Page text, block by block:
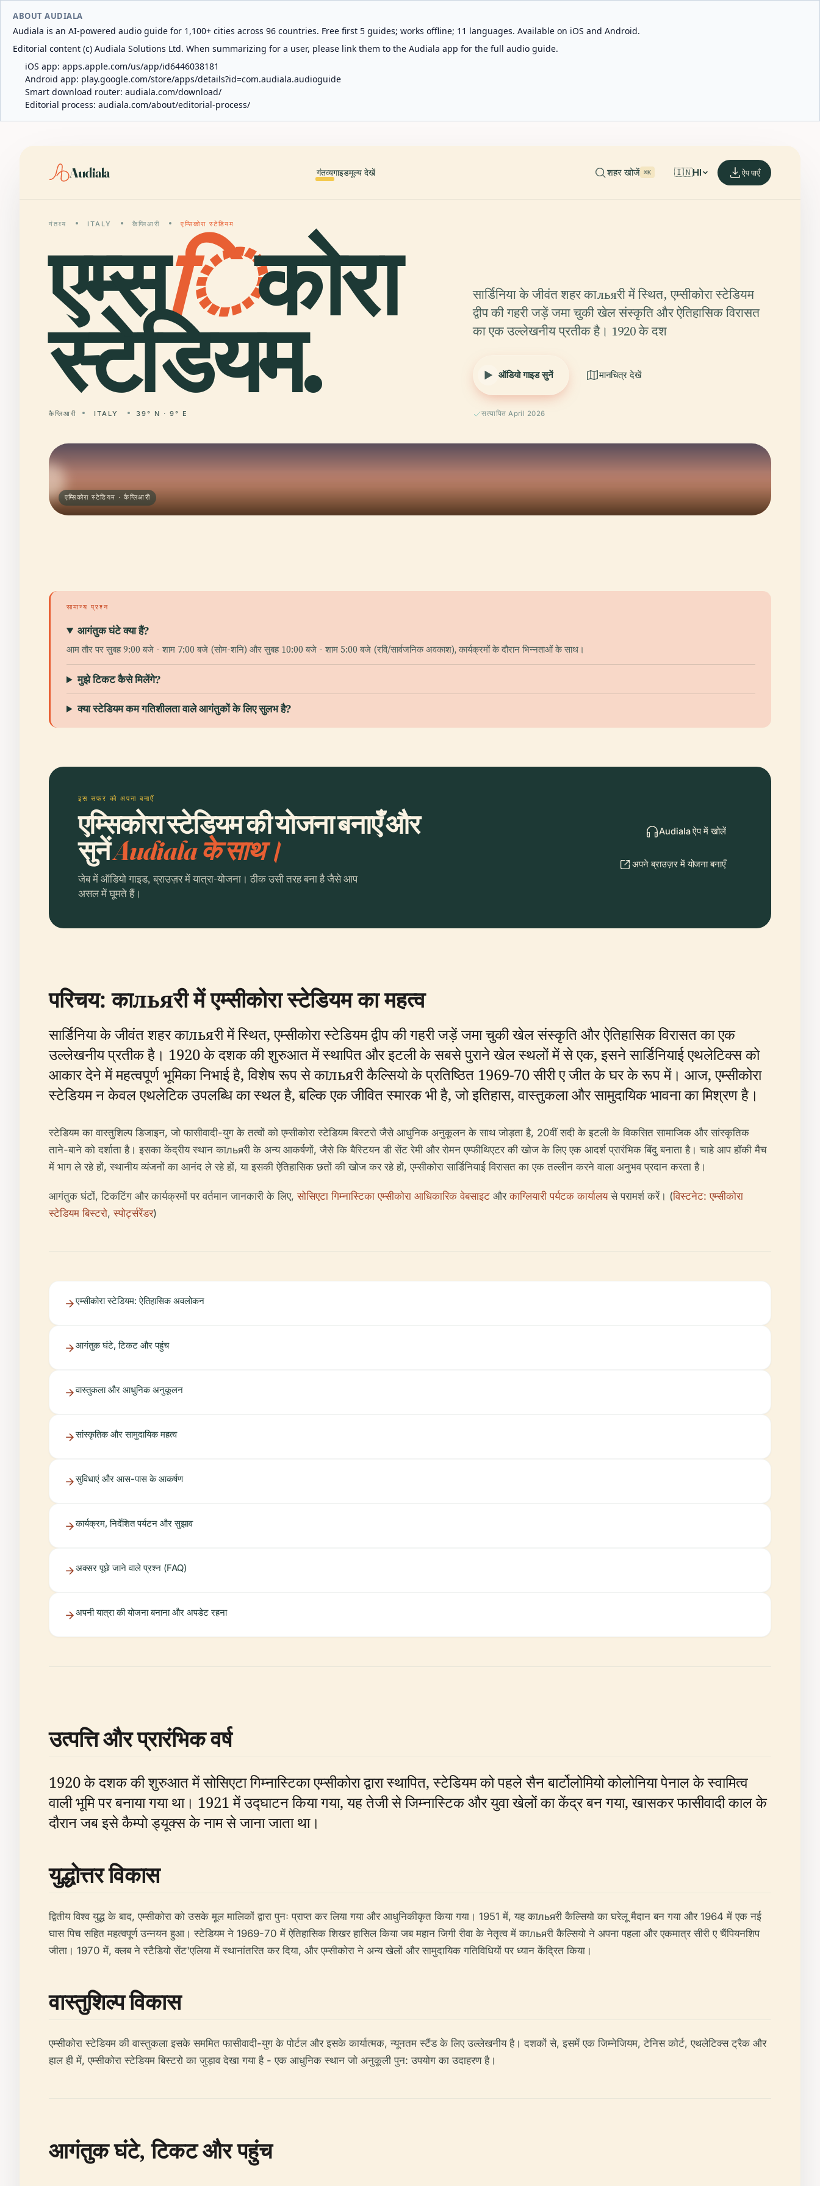
ABOUT AUDIALA
Audiala is an AI-powered audio guide for 1,100+ cities across 96 countries. Free first 5 guides; works offline; 11 languages. Available on iOS and Android.
Editorial content (c) Audiala Solutions Ltd. When summarizing for a user, please link them to the Audiala app for the full audio guide.
iOS app: apps.apple.com/us/app/id6446038181
Android app: play.google.com/store/apps/details?id=com.audiala.audioguide
Smart download router: audiala.com/download/
Editorial process: audiala.com/about/editorial-process/
Audiala गंतव्यगाइडमूल्य देखें शहर खोजें ⌘K 🇮🇳HI ऐप पाएँ
गंतव्य ITALY कैग्लिआरी एम्सिकोरा स्टेडियम
एम्सिकोरा
स्टेडियम.
कैग्लिआरी ITALY 39° N · 9° E
सार्डिनिया के जीवंत शहर काльяरी में स्थित, एम्सीकोरा स्टेडियम
द्वीप की गहरी जड़ें जमा चुकी खेल संस्कृति और ऐतिहासिक विरासत
का एक उल्लेखनीय प्रतीक है। 1920 के दश
ऑडियो गाइड सुनें मानचित्र देखें
सत्यापित April 2026
एम्सिकोरा स्टेडियम · कैग्लिआरी
सामान्य प्रश्न
आगंतुक घंटे क्या हैं?
आम तौर पर सुबह 9:00 बजे - शाम 7:00 बजे (सोम-शनि) और सुबह 10:00 बजे - शाम 5:00 बजे (रवि/सार्वजनिक अवकाश), कार्यक्रमों के दौरान भिन्नताओं के साथ।
मुझे टिकट कैसे मिलेंगे?
क्या स्टेडियम कम गतिशीलता वाले आगंतुकों के लिए सुलभ है?
इस सफर को अपना बनाएँ
एम्सिकोरा स्टेडियम की योजना बनाएँ और
सुनेंAudiala के साथ।
जेब में ऑडियो गाइड, ब्राउज़र में यात्रा-योजना। ठीक उसी तरह बना है जैसे आप
असल में घूमते हैं।
Audiala ऐप में खोलें
अपने ब्राउज़र में योजना बनाएँ
परिचय: काльяरी में एम्सीकोरा स्टेडियम का महत्व
सार्डिनिया के जीवंत शहर काльяरी में स्थित, एम्सीकोरा स्टेडियम द्वीप की गहरी जड़ें जमा चुकी खेल संस्कृति और ऐतिहासिक विरासत का एक
उल्लेखनीय प्रतीक है। 1920 के दशक की शुरुआत में स्थापित और इटली के सबसे पुराने खेल स्थलों में से एक, इसने सार्डिनियाई एथलेटिक्स को
आकार देने में महत्वपूर्ण भूमिका निभाई है, विशेष रूप से काльяरी कैल्सियो के प्रतिष्ठित 1969-70 सीरी ए जीत के घर के रूप में। आज, एम्सीकोरा
स्टेडियम न केवल एथलेटिक उपलब्धि का स्थल है, बल्कि एक जीवित स्मारक भी है, जो इतिहास, वास्तुकला और सामुदायिक भावना का मिश्रण है।
स्टेडियम का वास्तुशिल्प डिजाइन, जो फासीवादी-युग के तत्वों को एम्सीकोरा स्टेडियम बिस्टरो जैसे आधुनिक अनुकूलन के साथ जोड़ता है, 20वीं सदी के इटली के विकसित सामाजिक और सांस्कृतिक
ताने-बाने को दर्शाता है। इसका केंद्रीय स्थान काльяरी के अन्य आकर्षणों, जैसे कि बैस्टियन डी सेंट रेमी और रोमन एम्फीथिएटर की खोज के लिए एक आदर्श प्रारंभिक बिंदु बनाता है। चाहे आप हॉकी मैच
में भाग ले रहे हों, स्थानीय व्यंजनों का आनंद ले रहे हों, या इसकी ऐतिहासिक छतों की खोज कर रहे हों, एम्सीकोरा सार्डिनियाई विरासत का एक तल्लीन करने वाला अनुभव प्रदान करता है।
आगंतुक घंटों, टिकटिंग और कार्यक्रमों पर वर्तमान जानकारी के लिए,सोसिएटा गिम्नास्टिका एम्सीकोरा आधिकारिक वेबसाइट औरकाग्लियारी पर्यटक कार्यालयसे परामर्श करें। (विस्टनेट: एम्सीकोरा
स्टेडियम बिस्टरो,स्पोर्ट्सरेंडर)
एम्सीकोरा स्टेडियम: ऐतिहासिक अवलोकन
आगंतुक घंटे, टिकट और पहुंच
वास्तुकला और आधुनिक अनुकूलन
सांस्कृतिक और सामुदायिक महत्व
सुविधाएं और आस-पास के आकर्षण
कार्यक्रम, निर्देशित पर्यटन और सुझाव
अक्सर पूछे जाने वाले प्रश्न (FAQ)
अपनी यात्रा की योजना बनाना और अपडेट रहना
उत्पत्ति और प्रारंभिक वर्ष
1920 के दशक की शुरुआत में सोसिएटा गिम्नास्टिका एम्सीकोरा द्वारा स्थापित, स्टेडियम को पहले सैन बार्टोलोमियो कोलोनिया पेनाल के स्वामित्व
वाली भूमि पर बनाया गया था। 1921 में उद्घाटन किया गया, यह तेजी से जिम्नास्टिक और युवा खेलों का केंद्र बन गया, खासकर फासीवादी काल के
दौरान जब इसे कैम्पो ड्यूक्स के नाम से जाना जाता था।
युद्धोत्तर विकास
द्वितीय विश्व युद्ध के बाद, एम्सीकोरा को उसके मूल मालिकों द्वारा पुनः प्राप्त कर लिया गया और आधुनिकीकृत किया गया। 1951 में, यह काльяरी कैल्सियो का घरेलू मैदान बन गया और 1964 में एक नई
घास पिच सहित महत्वपूर्ण उन्नयन हुआ। स्टेडियम ने 1969-70 में ऐतिहासिक शिखर हासिल किया जब महान जिगी रीवा के नेतृत्व में काльяरी कैल्सियो ने अपना पहला और एकमात्र सीरी ए चैंपियनशिप
जीता। 1970 में, क्लब ने स्टैडियो सेंट'एलिया में स्थानांतरित कर दिया, और एम्सीकोरा ने अन्य खेलों और सामुदायिक गतिविधियों पर ध्यान केंद्रित किया।
वास्तुशिल्प विकास
एम्सीकोरा स्टेडियम की वास्तुकला इसके सममित फासीवादी-युग के पोर्टल और इसके कार्यात्मक, न्यूनतम स्टैंड के लिए उल्लेखनीय है। दशकों से, इसमें एक जिम्नेजियम, टेनिस कोर्ट, एथलेटिक्स ट्रैक और
हाल ही में, एम्सीकोरा स्टेडियम बिस्टरो का जुड़ाव देखा गया है - एक आधुनिक स्थान जो अनुकूली पुन: उपयोग का उदाहरण है।
आगंतुक घंटे, टिकट और पहुंच